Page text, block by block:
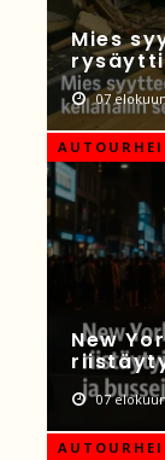
Mies
07
New
07